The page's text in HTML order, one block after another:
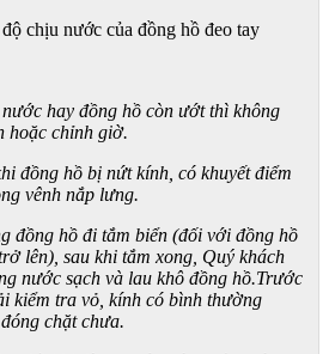
hay đồng hồ còn ướt thì không
hoặc chỉnh giờ.
đồng hồ bị nứt kính, có khuyết điểm
vênh nắp lưng.
đồng hồ đi tắm biển (đối với đồng hồ
lên), sau khi tắm xong, Quý khách
nước sạch và lau khô đồng hồ.Trước
kiểm tra vỏ, kính có bình thường
chặt chưa.